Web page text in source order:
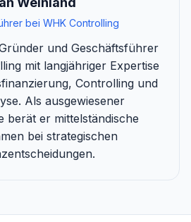
bei WHK Controlling
und Geschäftsführer
mit langjähriger Expertise
Controlling und
Als ausgewiesener
berät er mittelständische
bei strategischen